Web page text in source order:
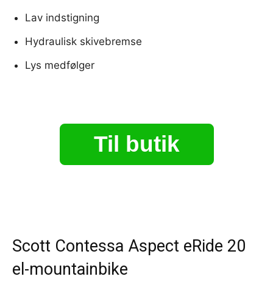
Lav indstigning
Hydraulisk skivebremse
Lys medfølger
Til butik
Scott Contessa Aspect eRide 20
el-mountainbike